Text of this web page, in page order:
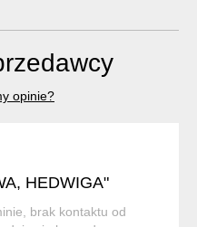
opinie?
HEDWIGA"
brak kontaktu od